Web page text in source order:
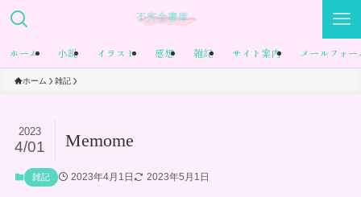
ホーム 小説 イラスト 感想 雑記 サイト案内 メールフォー
ホーム 雑記
Memome
2023
4/01
雑記 2023年4月1日 2023年5月1日